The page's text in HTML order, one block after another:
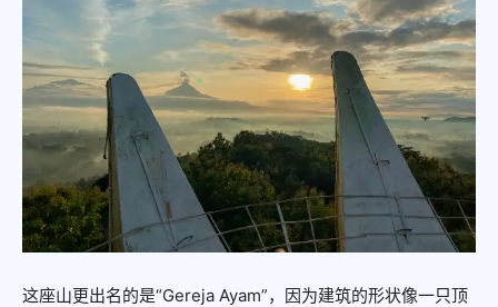
这座山更出名的是“Gereja Ayam”，因为建筑的形状像一只顶